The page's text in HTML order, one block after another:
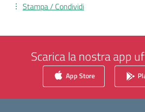
Stampa / Condividi
Scarica la nostra app
App Store